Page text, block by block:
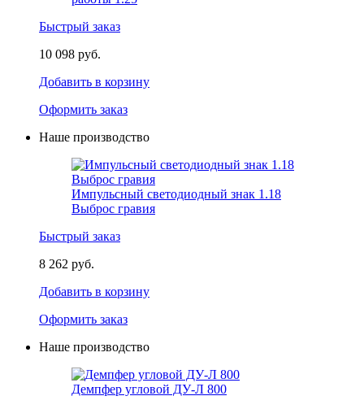
Быстрый заказ
10 098 руб.
Добавить в корзину
Оформить заказ
Наше производство
Импульсный светодиодный знак 1.18
Выброс гравия
Быстрый заказ
8 262 руб.
Добавить в корзину
Оформить заказ
Наше производство
Демпфер угловой ДУ-Л 800